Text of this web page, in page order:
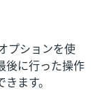
プションを使
後に行った操作
ます。